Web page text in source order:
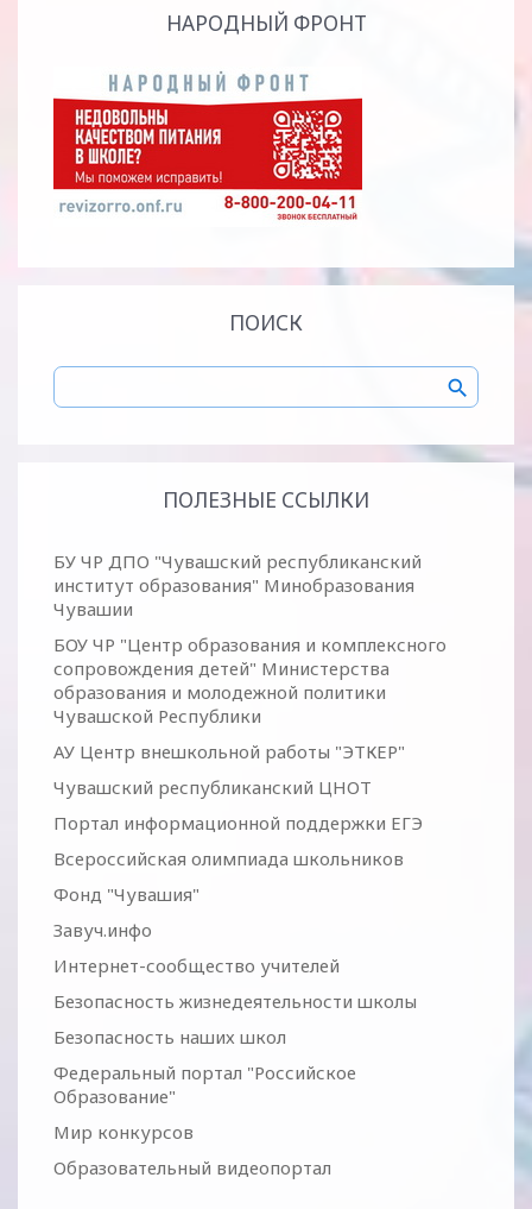
НАРОДНЫЙ ФРОНТ
ПОИСК
ПОЛЕЗНЫЕ ССЫЛКИ
БУ ЧР ДПО "Чувашский республиканский
институт образования" Минобразования
Чувашии
БОУ ЧР "Центр образования и комплексного
сопровождения детей" Министерства
образования и молодежной политики
Чувашской Республики
АУ Центр внешкольной работы "ЭТКЕР"
Чувашский республиканский ЦНОТ
Портал информационной поддержки ЕГЭ
Всероссийская олимпиада школьников
Фонд "Чувашия"
Завуч.инфо
Интернет-сообщество учителей
Безопасность жизнедеятельности школы
Безопасность наших школ
Федеральный портал "Российское
Образование"
Мир конкурсов
Образовательный видеопортал